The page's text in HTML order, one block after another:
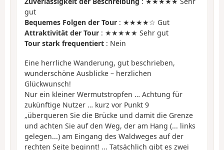
gut
Bequemes Folgen der Tour : ★★★★☆ Gut
Attraktivität der Tour : ★★★★★ Sehr gut
Tour stark frequentiert : Nein
Eine herrliche Wanderung, gut beschrieben,
wunderschöne Ausblicke – herzlichen
Glückwunsch!
Nur ein kleiner Wermutstropfen … Achtung für
zukünftige Nutzer … kurz vor Punkt 9
„überqueren Sie die Brücke und damit die Grenze
und achten Sie auf den Weg, der am Hang (... links
gelegen...) am Eingang des Waldweges auf der
rechten Seite beginnt! ... Tatsächlich gibt es zwei